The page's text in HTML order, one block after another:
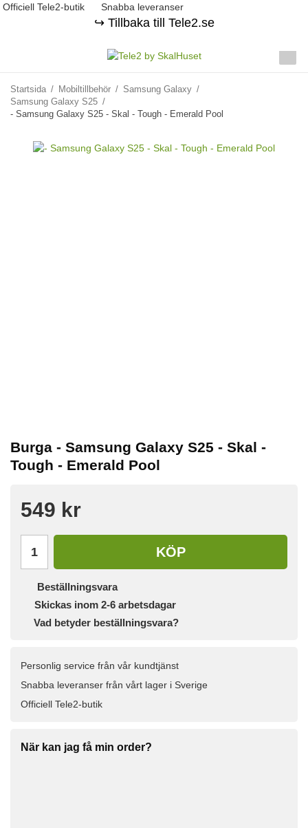
Officiell Tele2-butik Snabba leveranser
↪️ Tillbaka till Tele2.se
Startsida / Mobiltillbehör / Samsung Galaxy /
Samsung Galaxy S25 /
- Samsung Galaxy S25 - Skal - Tough - Emerald Pool
Burga - Samsung Galaxy S25 - Skal -
Tough - Emerald Pool
549 kr
KÖP
Beställningsvara
Skickas inom 2-6 arbetsdagar
Vad betyder beställningsvara?
Personlig service från vår kundtjänst
Snabba leveranser från vårt lager i Sverige
Officiell Tele2-butik
När kan jag få min order?